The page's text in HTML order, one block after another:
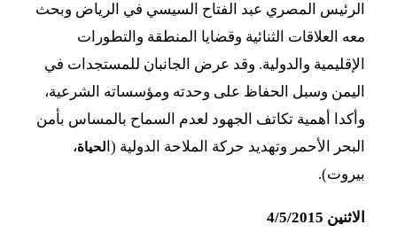
الرئيس المصري عبد الفتاح السيسي في الرياض وبحث
معه العلاقات الثنائية وقضايا المنطقة والتطورات
الإقليمية والدولية. وقد عرض الجانبان للمستجدات في
اليمن وسبل الحفاظ على وحدته ومؤسساته الشرعية،
وأكدا أهمية تكاتف الجهود لعدم السماح بالمساس بأمن
البحر الأحمر وتهديد حركة الملاحة الدولية (ا لحياة،
بيروت).
الاثنين 4/5/2015